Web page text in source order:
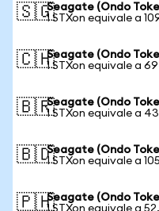
🇸🇬Seagate (Ondo
1 STXon equivale a
🇨🇭Seagate (Ondo
1 STXon equivale a
🇧🇷Seagate (Ondo
1 STXon equivale a
🇧🇩Seagate (Ondo
1 STXon equivale a
🇵🇭Seagate (Ondo
1 STXon equivale a